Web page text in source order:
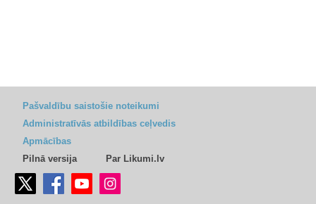
Pašvaldību saistošie noteikumi
Administratīvās atbildības ceļvedis
Apmācības
Pilnā versija
Par Likumi.lv